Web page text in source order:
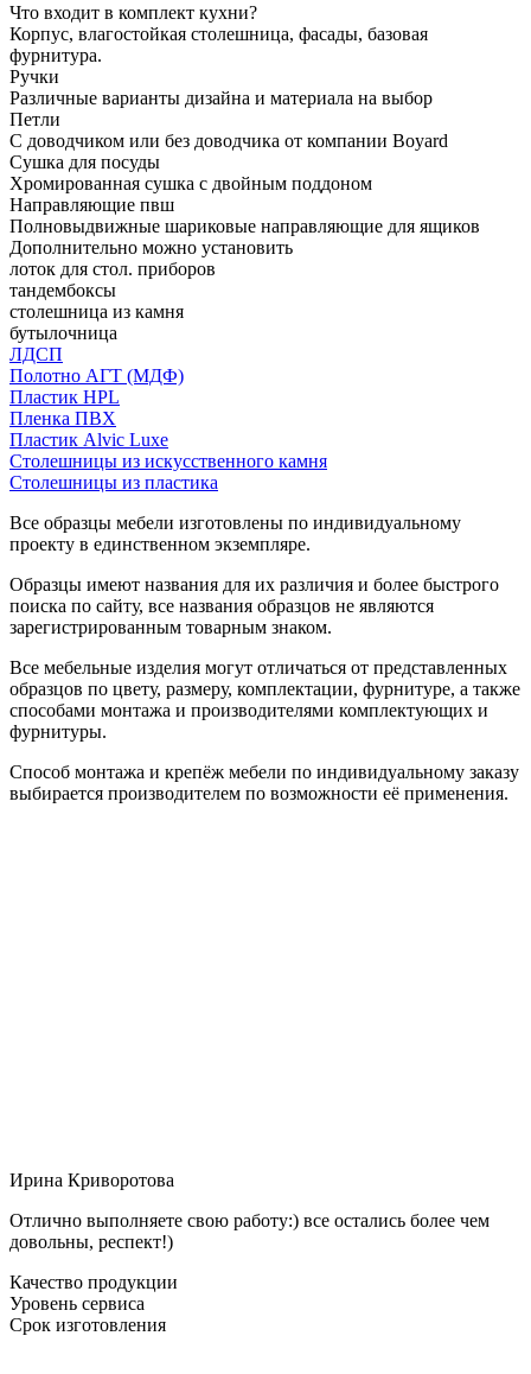
Что входит в комплект кухни?
Корпус, влагостойкая столешница, фасады, базовая
фурнитура.
Ручки
Различные варианты дизайна и материала на выбор
Петли
С доводчиком или без доводчика от компании Boyard
Сушка для посуды
Хромированная сушка с двойным поддоном
Направляющие пвш
Полновыдвижные шариковые направляющие для ящиков
Дополнительно можно установить
лоток для стол. приборов
тандембоксы
столешница из камня
бутылочница
ЛДСП
Полотно АГТ (МДФ)
Пластик HPL
Пленка ПВХ
Пластик Alvic Luxe
Столешницы из искусственного камня
Столешницы из пластика
Все образцы мебели изготовлены по индивидуальному
проекту в единственном экземпляре.
Образцы имеют названия для их различия и более быстрого
поиска по сайту, все названия образцов не являются
зарегистрированным товарным знаком.
Все мебельные изделия могут отличаться от представленных
образцов по цвету, размеру, комплектации, фурнитуре, а также
способами монтажа и производителями комплектующих и
фурнитуры.
Способ монтажа и крепёж мебели по индивидуальному заказу
выбирается производителем по возможности её применения.
Ирина Криворотова
Отлично выполняете свою работу:) все остались более чем
довольны, респект!)
Качество продукции
Уровень сервиса
Срок изготовления